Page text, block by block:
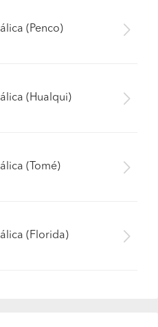
(Penco)
(Hualqui)
(Tomé)
(Florida)